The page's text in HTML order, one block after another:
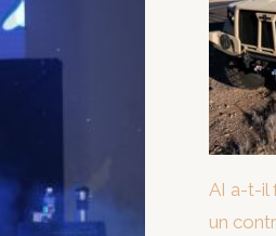
AI a-t-il
un